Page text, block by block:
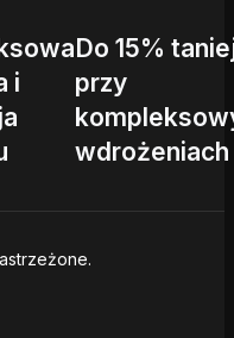
i
Do 15%
przy
wdrożeniach